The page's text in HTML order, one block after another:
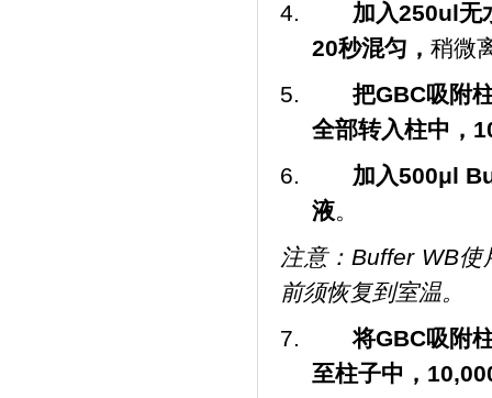
4. 加入250ul无
20秒混匀，稍微
5.把GBC吸附
全部转入柱中，
6. 加入500μl
液。
注意： Buffer WB使
前须恢复到室温。
7.将GBC吸附
至柱子中，